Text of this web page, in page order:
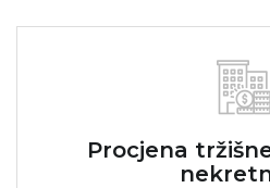
Procjena